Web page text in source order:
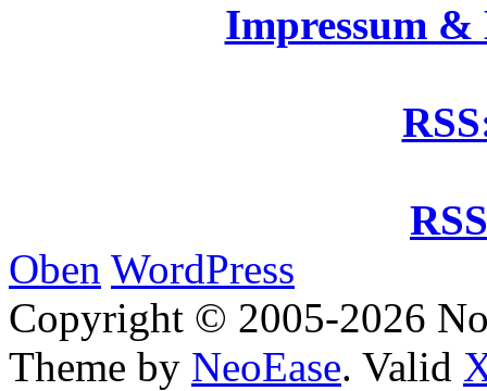
Impressum
Oben WordPress
Copyright © 2005-2026
Theme by NeoEase. Valid